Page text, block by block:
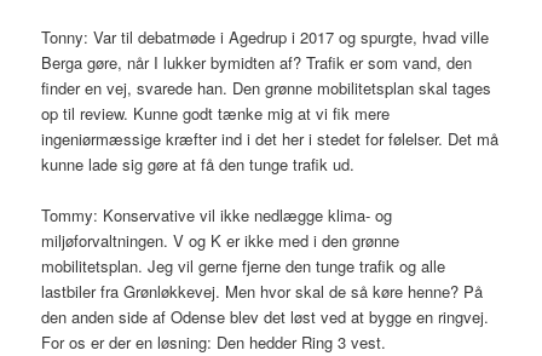
Tonny: Var til debatmøde i Agedrup i 2017 og spurgte, hvad ville
Berga gøre, når I lukker bymidten af? Trafik er som vand, den
finder en vej, svarede han. Den grønne mobilitetsplan skal tages
op til review. Kunne godt tænke mig at vi fik mere
ingeniørmæssige kræfter ind i det her i stedet for følelser. Det må
kunne lade sig gøre at få den tunge trafik ud.
Tommy: Konservative vil ikke nedlægge klima- og
miljøforvaltningen. V og K er ikke med i den grønne
mobilitetsplan. Jeg vil gerne fjerne den tunge trafik og alle
lastbiler fra Grønløkkevej. Men hvor skal de så køre henne? På
den anden side af Odense blev det løst ved at bygge en ringvej.
For os er der en løsning: Den hedder Ring 3 vest.